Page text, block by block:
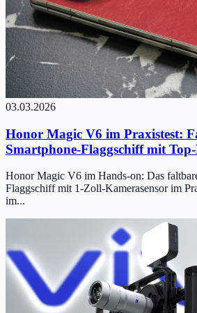
03.03.2026
Honor Magic V6 im Praxistest:
Smartphone-Flaggschiff mit
Honor Magic V6 im Hands-on: Das
Flaggschiff mit 1-Zoll-Kamerasensor im
im...